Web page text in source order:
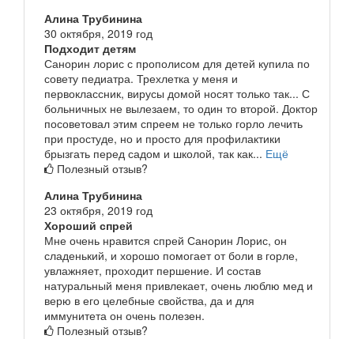
Алина Трубинина
30 октября, 2019 год
Подходит детям
Санорин лорис с прополисом для детей купила по
совету педиатра. Трехлетка у меня и
первоклассник, вирусы домой носят только так... С
больничных не вылезаем, то один то второй. Доктор
посоветовал этим спреем не только горло лечить
при простуде, но и просто для профилактики
брызгать перед садом и школой, так как... Ещё
Полезный отзыв?
Алина Трубинина
23 октября, 2019 год
Хороший спрей
Мне очень нравится спрей Санорин Лорис, он
сладенький, и хорошо помогает от боли в горле,
увлажняет, проходит першение. И состав
натуральный меня привлекает, очень люблю мед и
верю в его целебные свойства, да и для
иммунитета он очень полезен.
Полезный отзыв?